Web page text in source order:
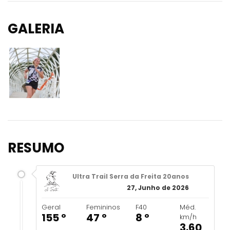
GALERIA
RESUMO
Ultra Trail Serra da Freita 20anos
27, Junho de 2026
Geral
155 º
Femininos
47 º
F40
8 º
Méd.
km/h